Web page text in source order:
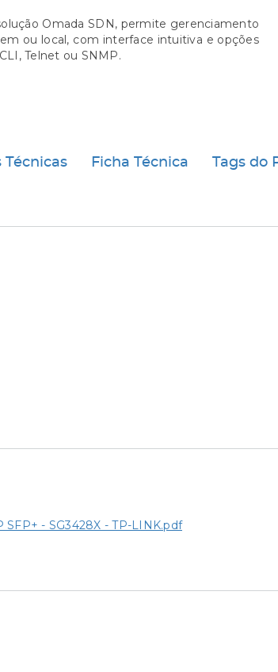
Omada SDN, permite gerenciamento
ou local, com interface intuitiva e opções
Telnet ou SNMP.
Técnicas Ficha Técnica Tags do
- SG3428X - TP-LINK.pdf